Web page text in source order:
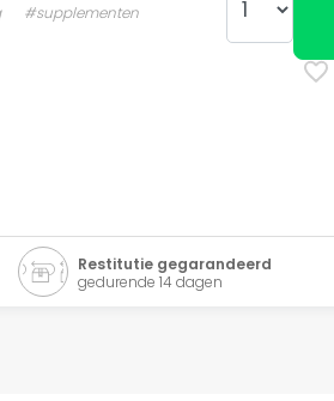
#supplementen
Restitutie gegarandeerd
gedurende 14 dagen